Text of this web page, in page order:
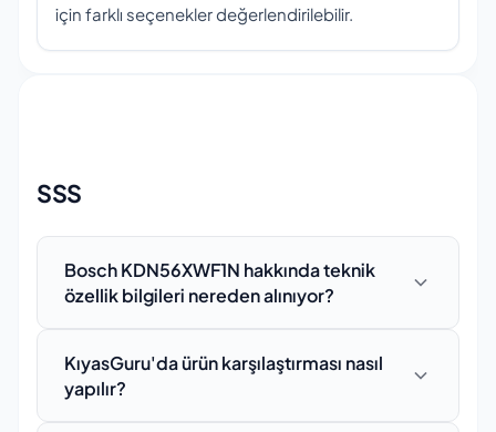
için farklı seçenekler değerlendirilebilir.
SSS
Bosch KDN56XWF1N hakkında teknik
özellik bilgileri nereden alınıyor?
özellikler, üretici firmanın resmi web sitesi, ürün
katalogları ve doğrulanmış kaynaklardan
KıyasGuru'da ürün karşılaştırması nasıl
yapılır?